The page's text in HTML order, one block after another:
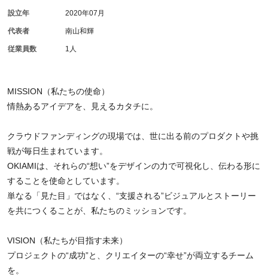
MISSION（私たちの使命）
情熱あるアイデアを、見えるカタチに。
クラウドファンディングの現場では、世に出る前のプロダクトや挑
戦が毎日生まれています。
OKIAMIは、それらの“想い”をデザインの力で可視化し、伝わる形に
することを使命としています。
単なる「見た目」ではなく、“支援される”ビジュアルとストーリー
を共につくることが、私たちのミッションです。
VISION（私たちが目指す未来）
プロジェクトの“成功”と、クリエイターの“幸せ”が両立するチーム
を。
設立年 2020年07月
代表者 南山和輝
従業員数 1人